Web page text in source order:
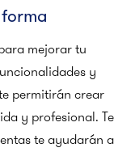
mejorar tu
y
permitirán crear
y profesional. Te
te ayudarán a